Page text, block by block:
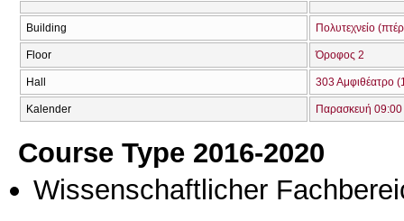
Building Πολυτεχνείο
Floor Όροφος 2
Hall 303 Αμφιθέατρο
Kalender Παρασκευή
Course Type 2016-2020
Wissenschaftlicher